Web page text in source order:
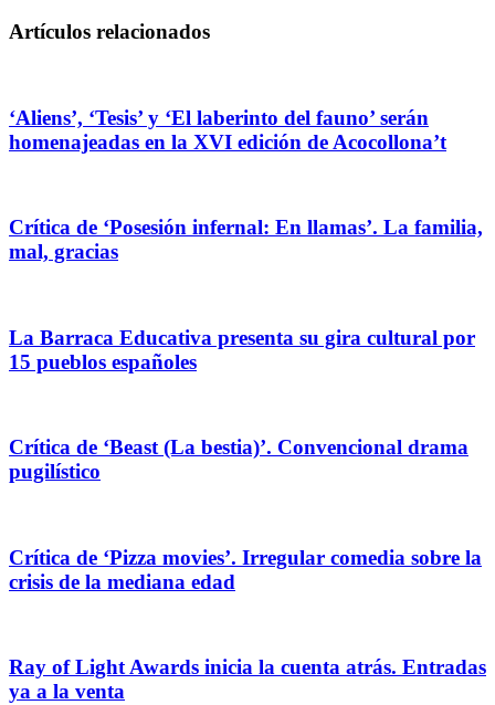
Artículos relacionados
‘Aliens’, ‘Tesis’ y ‘El laberinto del fauno’ serán
homenajeadas en la XVI edición de Acocollona’t
Crítica de ‘Posesión infernal: En llamas’. La familia,
mal, gracias
La Barraca Educativa presenta su gira cultural por
15 pueblos españoles
Crítica de ‘Beast (La bestia)’. Convencional drama
pugilístico
Crítica de ‘Pizza movies’. Irregular comedia sobre la
crisis de la mediana edad
Ray of Light Awards inicia la cuenta atrás. Entradas
ya a la venta